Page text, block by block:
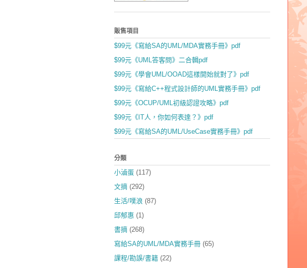
販售項目
$99元《寫給SA的UML/MDA實務手冊》pdf
$99元《UML答客問》二合輯pdf
$99元《學會UML/OOAD這樣開始就對了》pdf
$99元《寫給C++程式設計師的UML實務手冊》pdf
$99元《OCUP/UML初級認證攻略》pdf
$99元《IT人，你如何表達？》pdf
$99元《寫給SA的UML/UseCase實務手冊》pdf
分類
小滷蛋 (117)
文摘 (292)
生活/噗浪 (87)
邱郁惠 (1)
書摘 (268)
寫給SA的UML/MDA實務手冊 (65)
課程/勘誤/書籍 (22)